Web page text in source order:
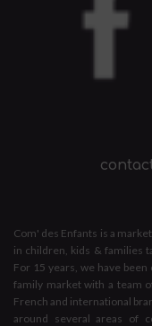
Com' des Enfants is a
in children, kids & families
For 15 years, we have
family market with a team
French and international
around several areas of